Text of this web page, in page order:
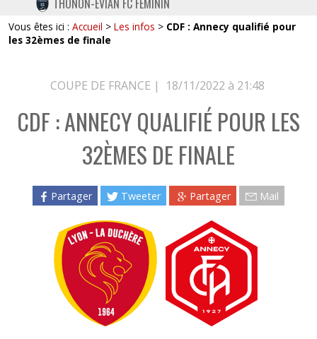
TWITTER
INSTAGRAM
THONON-EVIAN FC FÉMININ
Vous êtes ici : Accueil > Les infos > CDF : Annecy qualifié pour
les 32èmes de finale
COUPE DE FRANCE | 18/11/2022 à 21:48
CDF : ANNECY QUALIFIÉ POUR LES
32ÈMES DE FINALE
Partager Tweeter Partager Mail